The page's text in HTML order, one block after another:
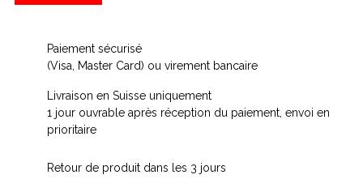
Paiement sécurisé
(Visa, Master Card) ou virement bancaire
Livraison en Suisse uniquement
1 jour ouvrable après réception du paiement, envoi en
prioritaire
Retour de produit dans les 3 jours